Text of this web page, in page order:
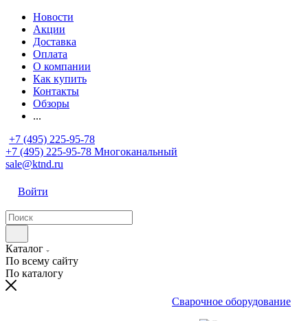
Новости
Акции
Доставка
Оплата
О компании
Как купить
Контакты
Обзоры
...
+7 (495) 225-95-78
+7 (495) 225-95-78 Многоканальный
sale@ktnd.ru
Войти
Каталог
По всему сайту
По каталогу
Сварочное оборудование